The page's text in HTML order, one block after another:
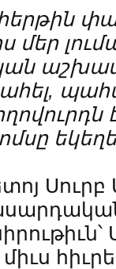
մեր